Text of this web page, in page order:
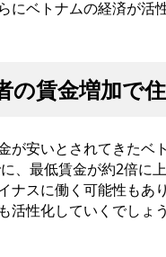
にベトナムの経済が活
の賃金増加で
が安いとされてきたベ
、最低賃金が約2倍に
ナスに働く可能性もあ
活性化していくでしょ